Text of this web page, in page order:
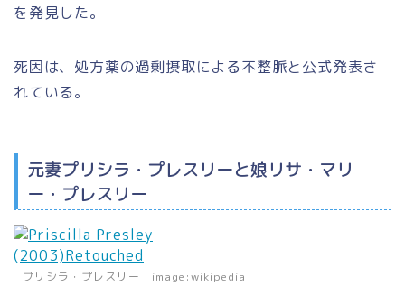
を発見した。
死因は、処方薬の過剰摂取による不整脈と公式発表さ
れている。
元妻プリシラ・プレスリーと娘リサ・マリ
ー・プレスリー
プリシラ・プレスリー image:wikipedia